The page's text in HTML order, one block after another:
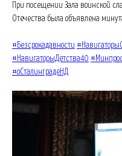
При посещении Зала воинской
Отечества была объявлена
#Безсрокадавности
#НавигаторыДетства40
#оСталинградеНД